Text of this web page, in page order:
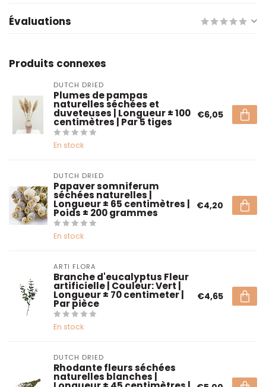
Évaluations
Produits connexes
DUTCH DRIED
Plumes de pampas
naturelles séchées et
duveteuses | Longueur ± 100
centimètres | Par 5 tiges
En stock
€6,05
DUTCH DRIED
Papaver somniferum
séchées naturelles |
Longueur ± 65 centimètres |
Poids ± 200 grammes
En stock
€4,20
ARTI FLORA
Branche d'eucalyptus Fleur
artificielle | Couleur: Vert |
Longueur ± 70 centimeter |
Par pièce
En stock
€4,65
DUTCH DRIED
Rhodante fleurs séchées
naturelles blanches |